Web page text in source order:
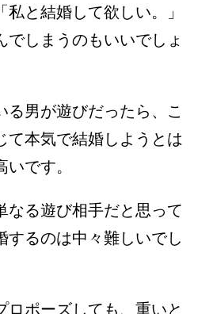
と結婚して欲しい。」
でしまうのもいいでしょ
る男が遊びだったら、こ
て本気で結婚しようとは
です。
なる遊び相手だと思って
するのは中々難しいでし
ロポーズしても、重いと